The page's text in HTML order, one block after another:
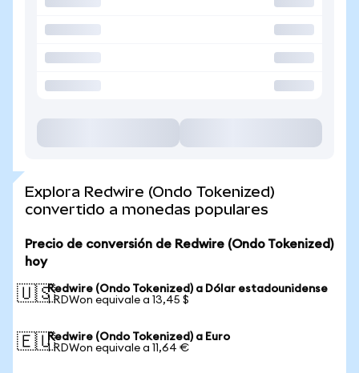
Explora Redwire (Ondo Tokenized)
convertido a monedas populares
Precio de conversión de Redwire (Ondo Tokenized)
hoy
🇺🇸Redwire (Ondo Tokenized) a Dólar estadounidense
1 RDWon equivale a 13,45 $
🇪🇺Redwire (Ondo Tokenized) a Euro
1 RDWon equivale a 11,64 €